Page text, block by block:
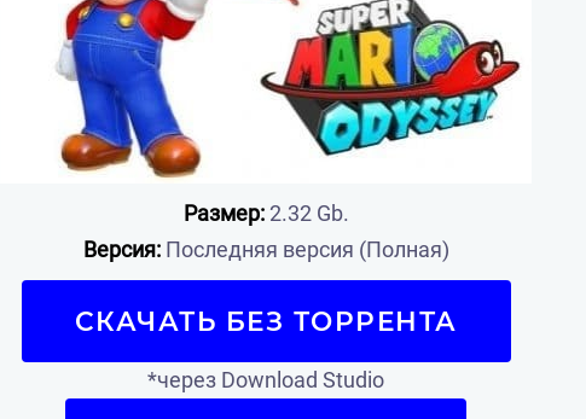
Размер:2.32 Gb.
Версия:Последняя версия (Полная)
СКАЧАТЬ БЕЗ ТОРРЕНТА
*через Download Studio